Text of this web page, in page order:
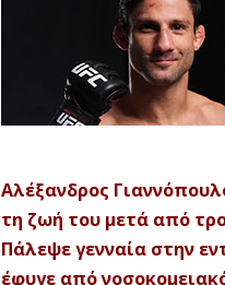
Αλέξανδρος
τη ζωή του μετά από
Πάλεψε γενναία στην
έφυγε από